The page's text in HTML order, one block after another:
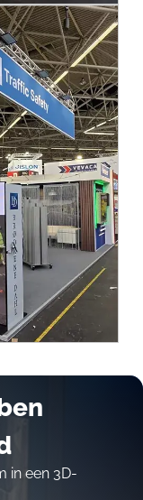
in een 3D-